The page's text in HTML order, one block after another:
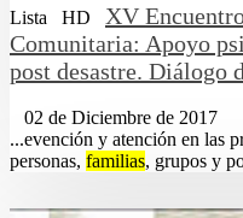
Lista HD
XV
Comunitaria: Apoyo
post desastre. Diálogo
02 de Diciembre de 2017
...evención y atención en las
personas, familias, grupos y